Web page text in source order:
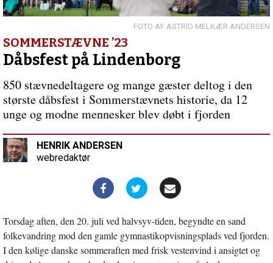
som
er…
ASTRID MELKÆR ANDERSEN
SOMMERSTÆVNE ’23
Dåbsfest på Lindenborg
850 stævnedeltagere og mange gæster deltog i den
største dåbsfest i Sommerstævnets historie, da 12
unge og modne mennesker blev døbt i fjorden
HENRIK ANDERSEN
webredaktør
Torsdag aften, den 20. juli ved halvsyv-tiden, begyndte en sand
folkevandring mod den gamle gymnastikopvisningsplads ved fjorden.
I den kølige danske sommeraften med frisk vestenvind i ansigtet og